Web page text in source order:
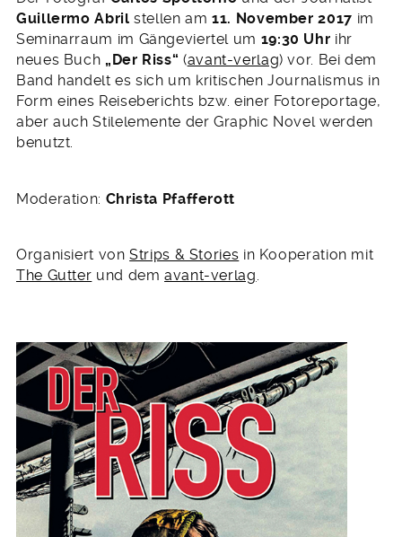
Oktober
2017
Guillermo Abril stellen am11. November 2017 im
Seminarraum im Gängeviertel um 19:30 Uhr ihr
neues Buch „Der Riss“ (avant-verlag) vor. Bei dem
Band handelt es sich um kritischen Journalismus in
Form eines Reiseberichts bzw. einer Fotoreportage,
aber auch Stilelemente der Graphic Novel werden
benutzt.
Moderation: Christa Pfafferott
Organisiert vonStrips & Stories in Kooperation mit
The Gutter und demavant-verlag.